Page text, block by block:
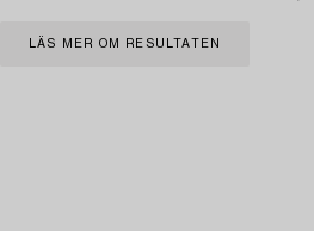
LÄS MER OM RESULTATEN